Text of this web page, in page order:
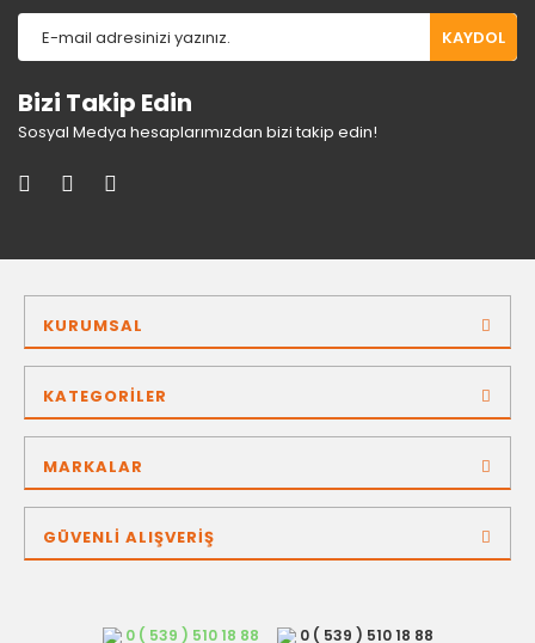
KAYDOL
Bizi Takip Edin
Sosyal Medya hesaplarımızdan bizi takip edin!
KURUMSAL
KATEGORİLER
MARKALAR
GÜVENLİ ALIŞVERİŞ
0 ( 539 ) 510 18 88 0 ( 539 ) 510 18 88